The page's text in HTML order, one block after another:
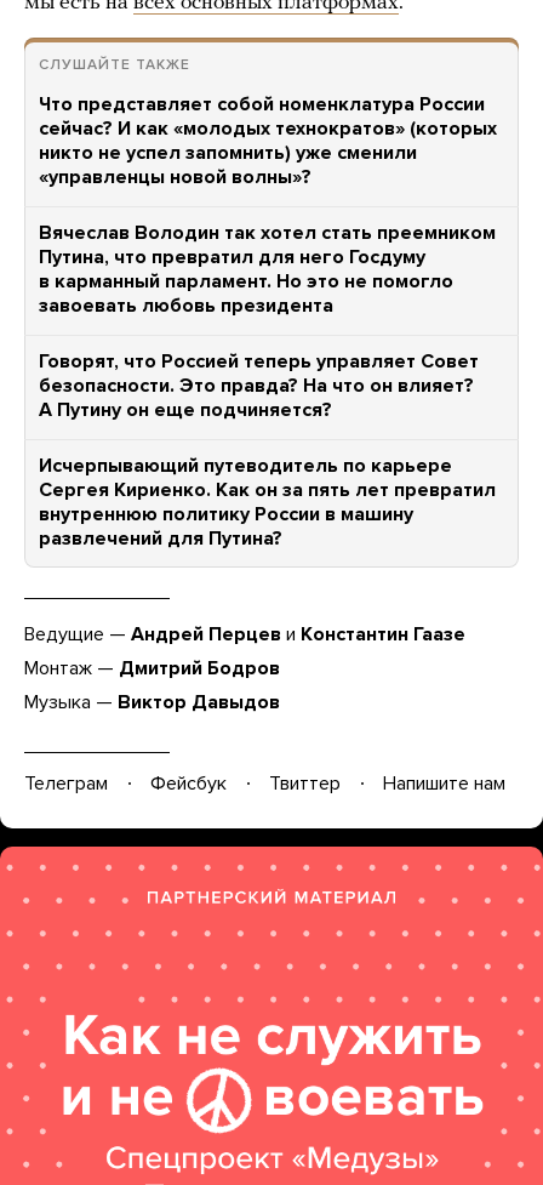
СЛУШАЙТЕ ТАКЖЕ
Что представляет собой номенклатура России
сейчас? И как «молодых технократов» (которых
никто не успел запомнить) уже сменили
«управленцы новой волны»?
Вячеслав Володин так хотел стать преемником
Путина, что превратил для него Госдуму
в карманный парламент. Но это не помогло
завоевать любовь президента
Говорят, что Россией теперь управляет Совет
безопасности. Это правда? На что он влияет?
А Путину он еще подчиняется?
Исчерпывающий путеводитель по карьере
Сергея Кириенко. Как он за пять лет превратил
внутреннюю политику России в машину
развлечений для Путина?
Ведущие — Андрей Перцев и Константин Гаазе
Монтаж — Дмитрий Бодров
Музыка — Виктор Давыдов
Телеграм Фейсбук Твиттер Напишите нам